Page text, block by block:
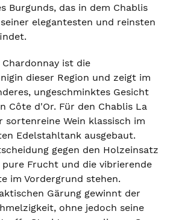
Burgunds, das in dem Chablis
elegantesten und reinsten
ist die
dieser Region und zeigt im
ungeschminktes Gesicht
Côte d'Or. Für den Chablis La
sortenreine Wein klassisch im
Edelstahltank ausgebaut.
gegen den Holzeinsatz
Frucht und die vibrierende
im Vordergrund stehen.
Gärung gewinnt der
ohne jedoch seine